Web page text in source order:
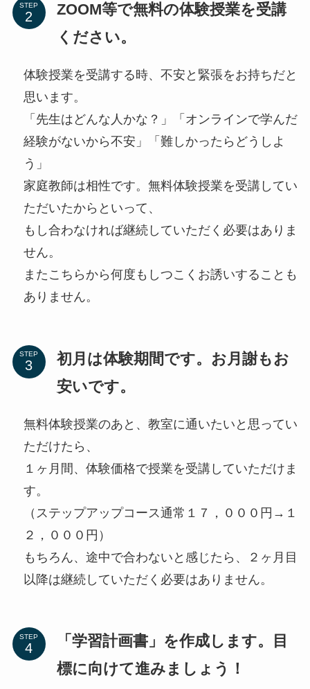
STEP
ZOOM等で無料の体験授業を受講
ください。
体験授業を受講する時、不安と緊張をお持ちだと
思います。
「先生はどんな人かな？」「オンラインで学んだ
経験がないから不安」「難しかったらどうしよ
う」
家庭教師は相性です。無料体験授業を受講してい
ただいたからといって、
もし合わなければ継続していただく必要はありま
せん。
またこちらから何度もしつこくお誘いすることも
ありません。
STEP
初月は体験期間です。お月謝もお
安いです。
無料体験授業のあと、教室に通いたいと思ってい
ただけたら、
１ヶ月間、体験価格で授業を受講していただけま
す。
（ステップアップコース通常１７，０００円→１
２，０００円）
もちろん、途中で合わないと感じたら、２ヶ月目
以降は継続していただく必要はありません。
STEP
「学習計画書」を作成します。目
標に向けて進みましょう！